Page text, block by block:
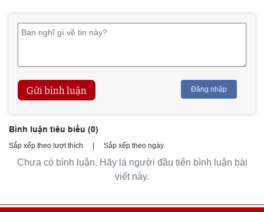
Gửi bình luận Đăng nhập
Bình luận tiêu biểu (0)
Sắp xếp theo lượt thích | Sắp xếp theo ngày
Chưa có bình luận. Hãy là người đầu tiên bình luận bài
viết này.